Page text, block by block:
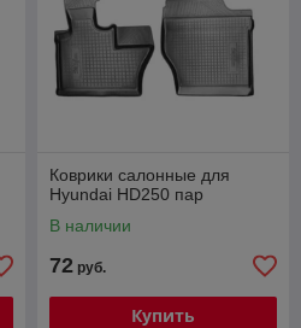
Коврики салонные для
Hyundai HD250 пар
В наличии
72 руб.
Купить